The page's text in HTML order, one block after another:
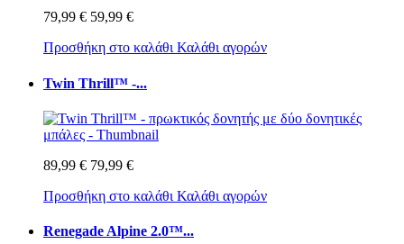
79,99 € 59,99 €
Προσθήκη στο καλάθι Καλάθι αγορών
Twin Thrill™ -...
89,99 € 79,99 €
Προσθήκη στο καλάθι Καλάθι αγορών
Renegade Alpine 2.0™...